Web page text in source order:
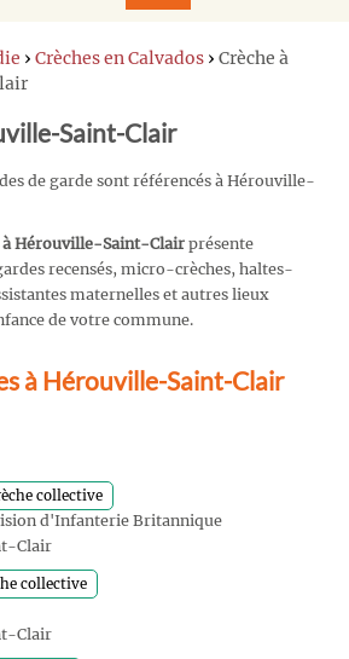
› Crèches en Calvados › Crèche à
Saint-Clair
de garde sont référencés à Hérouville-
à Hérouville-Saint-Clair présente
recensés, micro-crèches, haltes-
maternelles et autres lieux
de votre commune.
à Hérouville-Saint-Clair
collective
d'Infanterie Britannique
Clair
collective
Clair